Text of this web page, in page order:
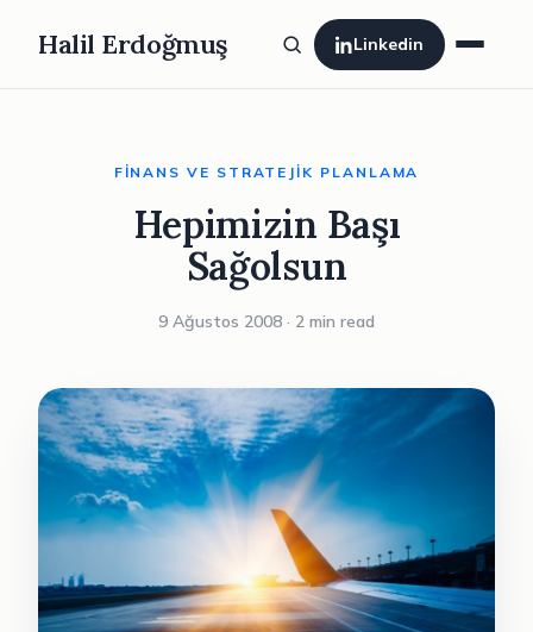
Halil Erdoğmuş Linkedin
FINANS VE STRATEJIK PLANLAMA
Hepimizin Başı
Sağolsun
9 Ağustos 2008 · 2 min read